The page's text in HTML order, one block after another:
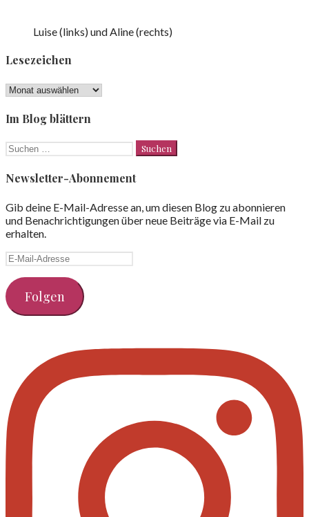
Luise (links) und Aline (rechts)
Lesezeichen
Lesezeichen
Im Blog blättern
Suchen
Newsletter-Abonnement
Gib deine E-Mail-Adresse an, um diesen Blog zu abonnieren
und Benachrichtigungen über neue Beiträge via E-Mail zu
erhalten.
E-
Adresse
Folgen